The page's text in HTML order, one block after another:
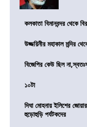
কলকাতা বিমানবন্দর থেকে
উজ্জয়িনীর মহাকাল মন্দির
বিজেপির কেউ ছিল
১০টা
দিঘা মোহনায় ইলিশের
হুড়োহুড়ি পর্যটকদের